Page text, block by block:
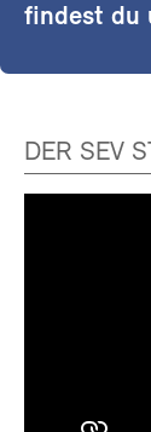
findest du
DER SEV